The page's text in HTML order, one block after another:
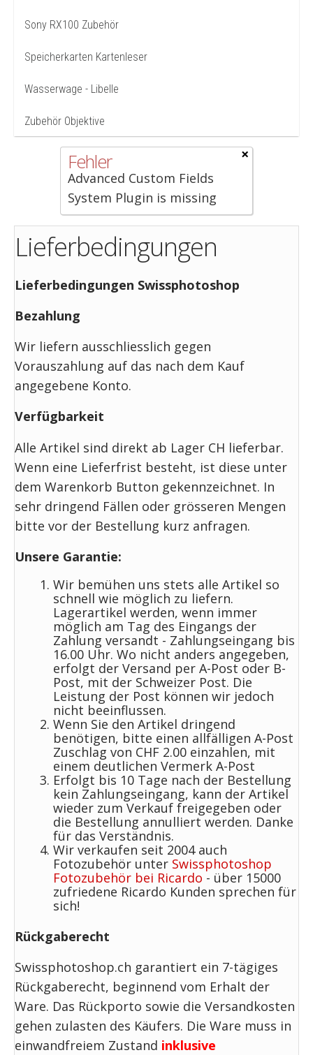
Sony RX100 Zubehör
Speicherkarten Kartenleser
Wasserwage - Libelle
Zubehör Objektive
×
Fehler
Advanced Custom Fields
System Plugin is missing
Lieferbedingungen
Lieferbedingungen Swissphotoshop
Bezahlung
Wir liefern ausschliesslich gegen
Vorauszahlung auf das nach dem Kauf
angegebene Konto.
Verfügbarkeit
Alle Artikel sind direkt ab Lager CH lieferbar.
Wenn eine Lieferfrist besteht, ist diese unter
dem Warenkorb Button gekennzeichnet. In
sehr dringend Fällen oder grösseren Mengen
bitte vor der Bestellung kurz anfragen.
Unsere Garantie:
Wir bemühen uns stets alle Artikel so
schnell wie möglich zu liefern.
Lagerartikel werden, wenn immer
möglich am Tag des Eingangs der
Zahlung versandt - Zahlungseingang bis
16.00 Uhr. Wo nicht anders angegeben,
erfolgt der Versand per A-Post oder B-
Post, mit der Schweizer Post. Die
Leistung der Post können wir jedoch
nicht beeinflussen.
Wenn Sie den Artikel dringend
benötigen, bitte einen allfälligen A-Post
Zuschlag von CHF 2.00 einzahlen, mit
einem deutlichen Vermerk A-Post
Erfolgt bis 10 Tage nach der Bestellung
kein Zahlungseingang, kann der Artikel
wieder zum Verkauf freigegeben oder
die Bestellung annulliert werden. Danke
für das Verständnis.
Wir verkaufen seit 2004 auch
Fotozubehör unter Swissphotoshop
Fotozubehör bei Ricardo - über 15000
zufriedene Ricardo Kunden sprechen für
sich!
Rückgaberecht
Swissphotoshop.ch garantiert ein 7-tägiges
Rückgaberecht, beginnend vom Erhalt der
Ware. Das Rückporto sowie die Versandkosten
gehen zulasten des Käufers. Die Ware muss in
einwandfreiem Zustand inklusive